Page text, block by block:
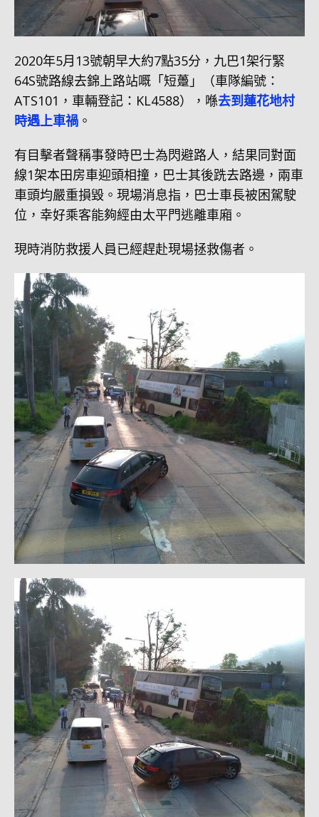
2020年5月13號朝早大約7點35分，九巴1架行緊
64S號路線去錦上路站嘅「短躉」（車隊編號：
ATS101，車輛登記：KL4588），喺去到蓮花地村
時遇上車禍 。
有目擊者聲稱事發時巴士為閃避路人，結果同對面
線1架本田房車迎頭相撞，巴士其後跣去路邊，兩車
車頭均嚴重損毀。現場消息指，巴士車長被困駕駛
位，幸好乘客能夠經由太平門逃離車廂。
現時消防救援人員已經趕赴現場拯救傷者。